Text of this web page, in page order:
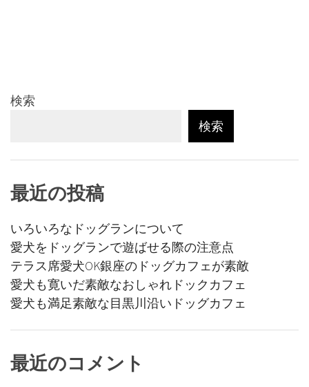
検索
検索
最近の投稿
いろいろなドッグランについて
愛犬をドッグランで遊ばせる際の注意点
テラス席愛犬OK銀座のドッグカフェが素敵
愛犬も寛いだ素敵なおしゃれドックカフェ
愛犬も満足素敵な目黒川沿いドッグカフェ
最近のコメント